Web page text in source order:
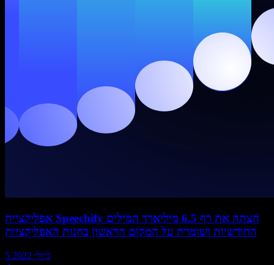
אפליקציית Speechify חצתה את רף 6.5 מיליארד המילים
החודשיות ושומרת על המקום הראשון בחנות האפליקציות
5 ביולי 2022